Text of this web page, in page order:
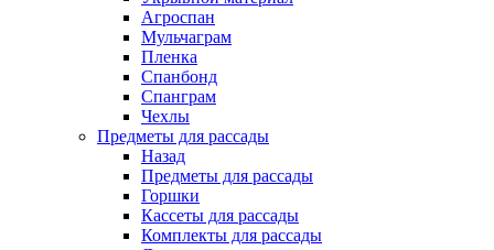
Агроспан
Мульчаграм
Пленка
Спанбонд
Спанграм
Чехлы
Предметы для рассады
Назад
Предметы для рассады
Горшки
Кассеты для рассады
Комплекты для рассады